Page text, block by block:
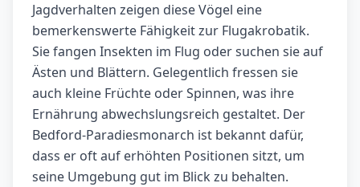
Jagdverhalten zeigen diese Vögel eine
bemerkenswerte Fähigkeit zur Flugakrobatik.
Sie fangen Insekten im Flug oder suchen sie auf
Ästen und Blättern. Gelegentlich fressen sie
auch kleine Früchte oder Spinnen, was ihre
Ernährung abwechslungsreich gestaltet. Der
Bedford-Paradiesmonarch ist bekannt dafür,
dass er oft auf erhöhten Positionen sitzt, um
seine Umgebung gut im Blick zu behalten.